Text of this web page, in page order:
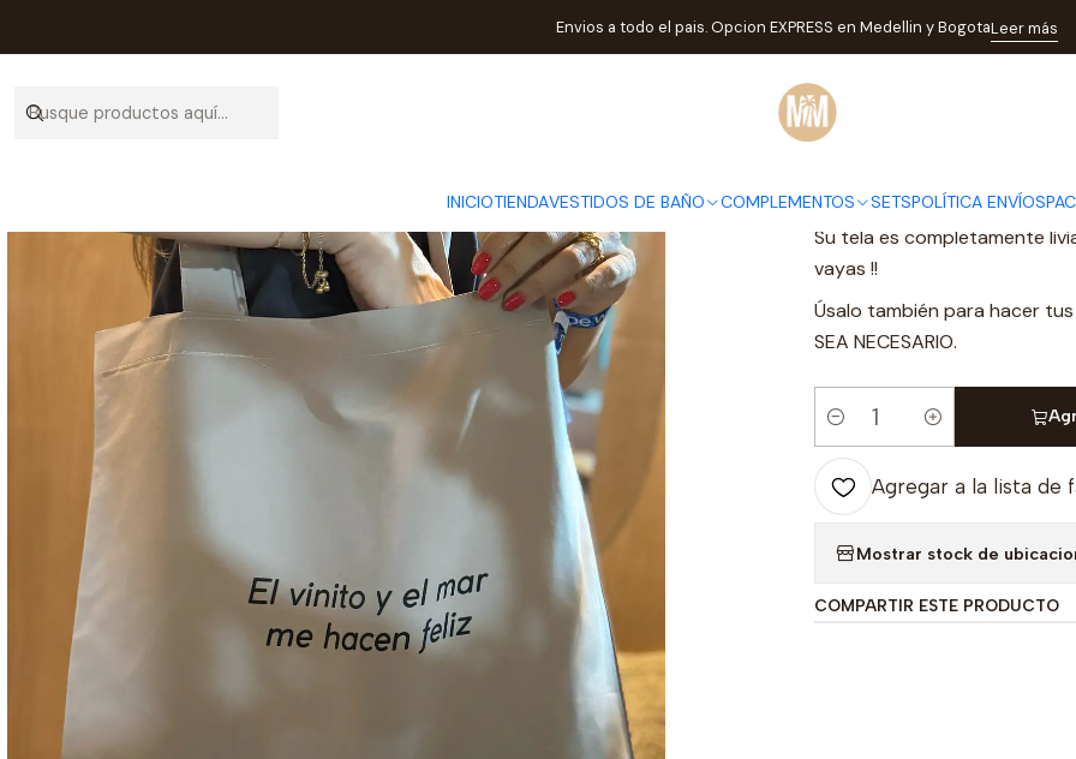
INICIOTIENDAVESTIDOS DE BAÑO COMPLEMENTOS SETSPOLÍTICA ENVÍOS
Envios a todo el pais. Opcion EXPRESS en Medellin y BogotaLeer más
TODA LA TIENDA COMPLEMENTOS Accesorios TOTE EL VINITO Y
|TOTE EL
Bolso en tela impermeable
Su tela es completamente
vayas !!
Úsalo también para hacer tus
SEA NECESARIO.
Cantidad
Agregar a la lista de
Mostrar stock de
COMPARTIR ESTE PRODUCTO